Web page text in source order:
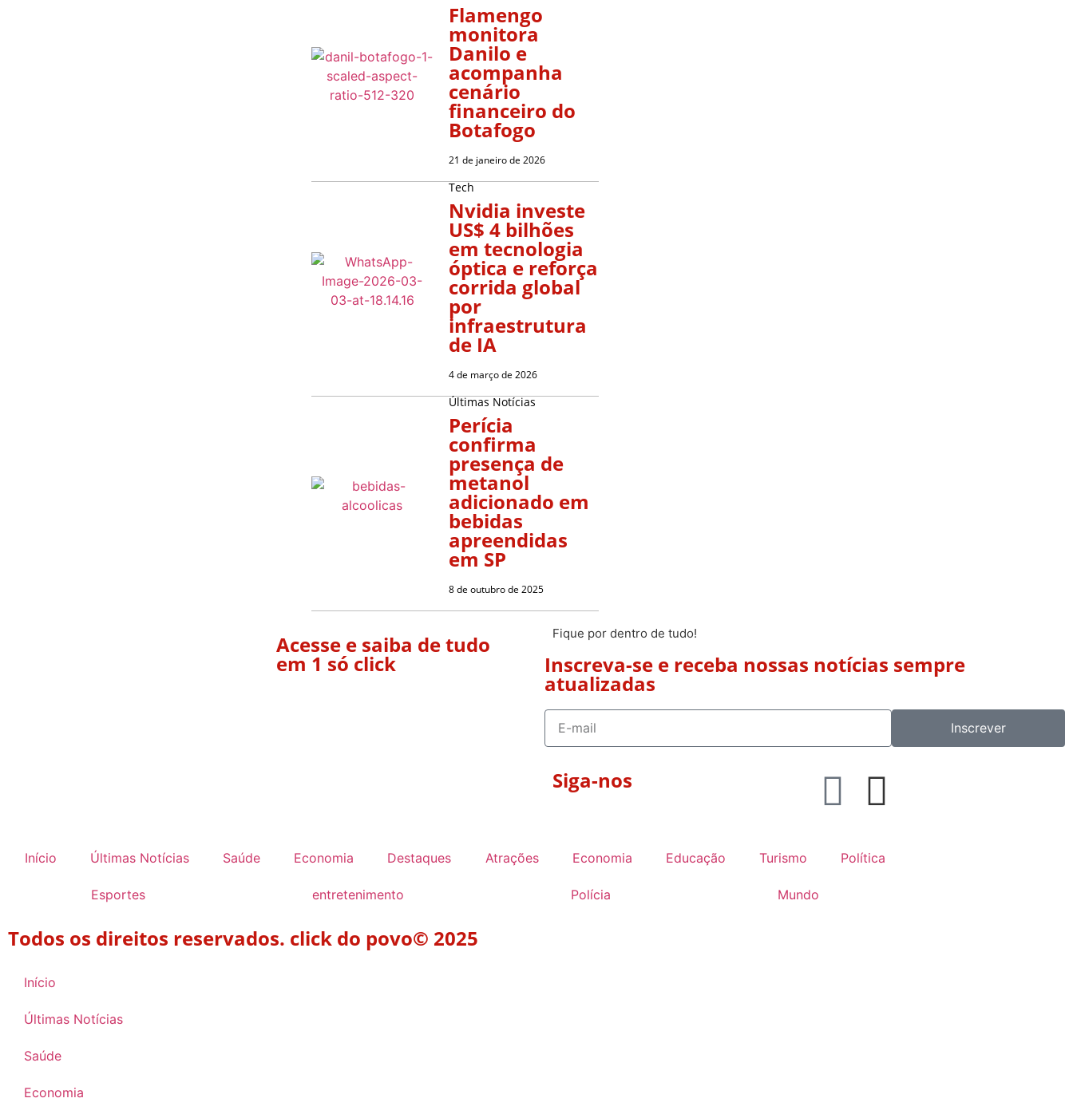
Flamengo
monitora
Danilo e
acompanha
cenário
financeiro do
Botafogo
21 de janeiro de 2026
Tech
Nvidia investe
US$ 4 bilhões
em tecnologia
óptica e reforça
corrida global
por
infraestrutura
de IA
4 de março de 2026
Últimas Notícias
Perícia
confirma
presença de
metanol
adicionado em
bebidas
apreendidas
em SP
8 de outubro de 2025
Acesse e saiba de tudo
em 1 só click
Fique por dentro de tudo!
Inscreva-se e receba nossas notícias sempre
atualizadas
Inscrever
Siga-nos
Início Últimas Notícias Saúde Economia Destaques Atrações Economia Educação Turismo Política
Esportes entretenimento Polícia Mundo
Todos os direitos reservados. click do povo© 2025
Início
Últimas Notícias
Saúde
Economia